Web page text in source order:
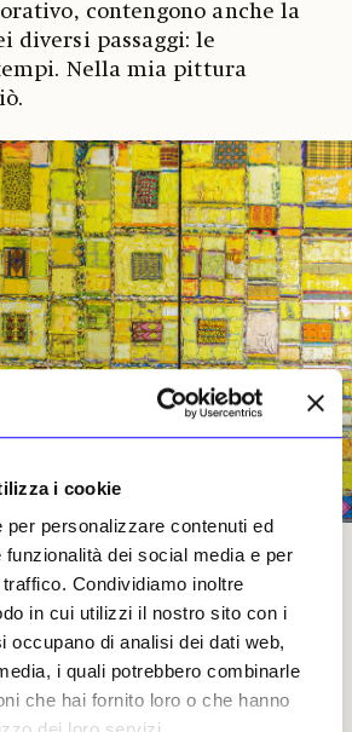
i cookie
personalizzare contenuti ed
dei social media e per
Condividiamo inoltre
in cui utilizzi il nostro sito con i
occupano di analisi dei dati web,
i quali potrebbero combinarle
che hai fornito loro o che hanno
contengono anche la
diversi passaggi: le
Nella mia pittura
26. Foto Yero Adugna Eticha. © Yero Adugna Eticha.
Courtesy dell’artista
con sua madre?
sempre persone che